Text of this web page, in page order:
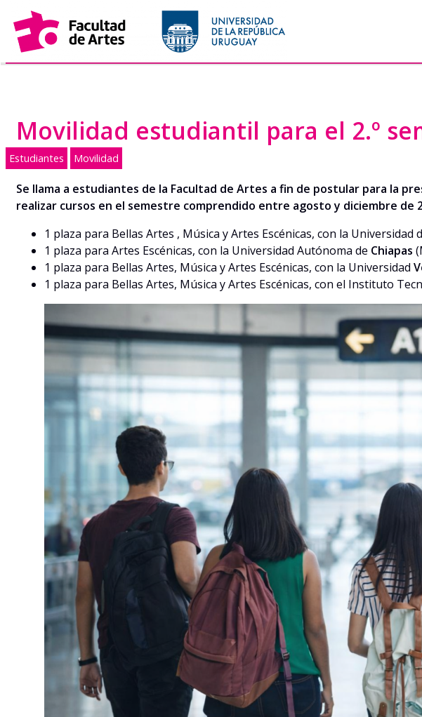
Saltar
al
contenido
Movilidad estudiantil para el 2.º
Estudiantes Movilidad
Se llama a estudiantes de la Facultad de Artes a fin de postular para la
realizar cursos en el semestre comprendido entre agosto y diciembre de
1 plaza para Bellas Artes , Música y Artes Escénicas, con la Universidad
1 plaza para Artes Escénicas, con la Universidad Autónoma de Chiapas
1 plaza para Bellas Artes, Música y Artes Escénicas, con la Universidad
1 plaza para Bellas Artes, Música y Artes Escénicas, con el Instituto